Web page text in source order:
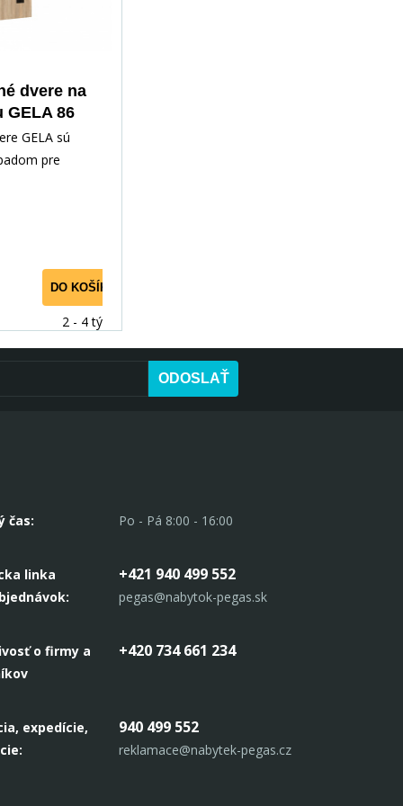
dvere na
GELA 86
GELA sú
pre
DO KOŠÍKA
2 - 4 týdny
ODOSLAŤ
čas: Po - Pá 8:00 - 16:00
linka
+421 940 499 552
pegas@nabytok-pegas.sk
o firmy a
+420 734 661 234
expedície,
940 499 552
reklamace@nabytek-pegas.cz